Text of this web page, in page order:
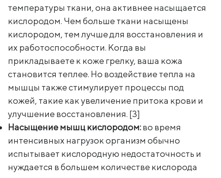
температуры ткани, она активнее насыщается
кислородом. Чем больше ткани насыщены
кислородом, тем лучше для восстановления и
их работоспособности. Когда вы
прикладываете к коже грелку, ваша кожа
становится теплее. Но воздействие тепла на
мышцы также стимулирует процессы под
кожей, такие как увеличение притока крови и
улучшение восстановления. [3]
Насыщение мышц кислородом:во время
интенсивных нагрузок организм обычно
испытывает кислородную недостаточность и
нуждается в большем количестве кислорода